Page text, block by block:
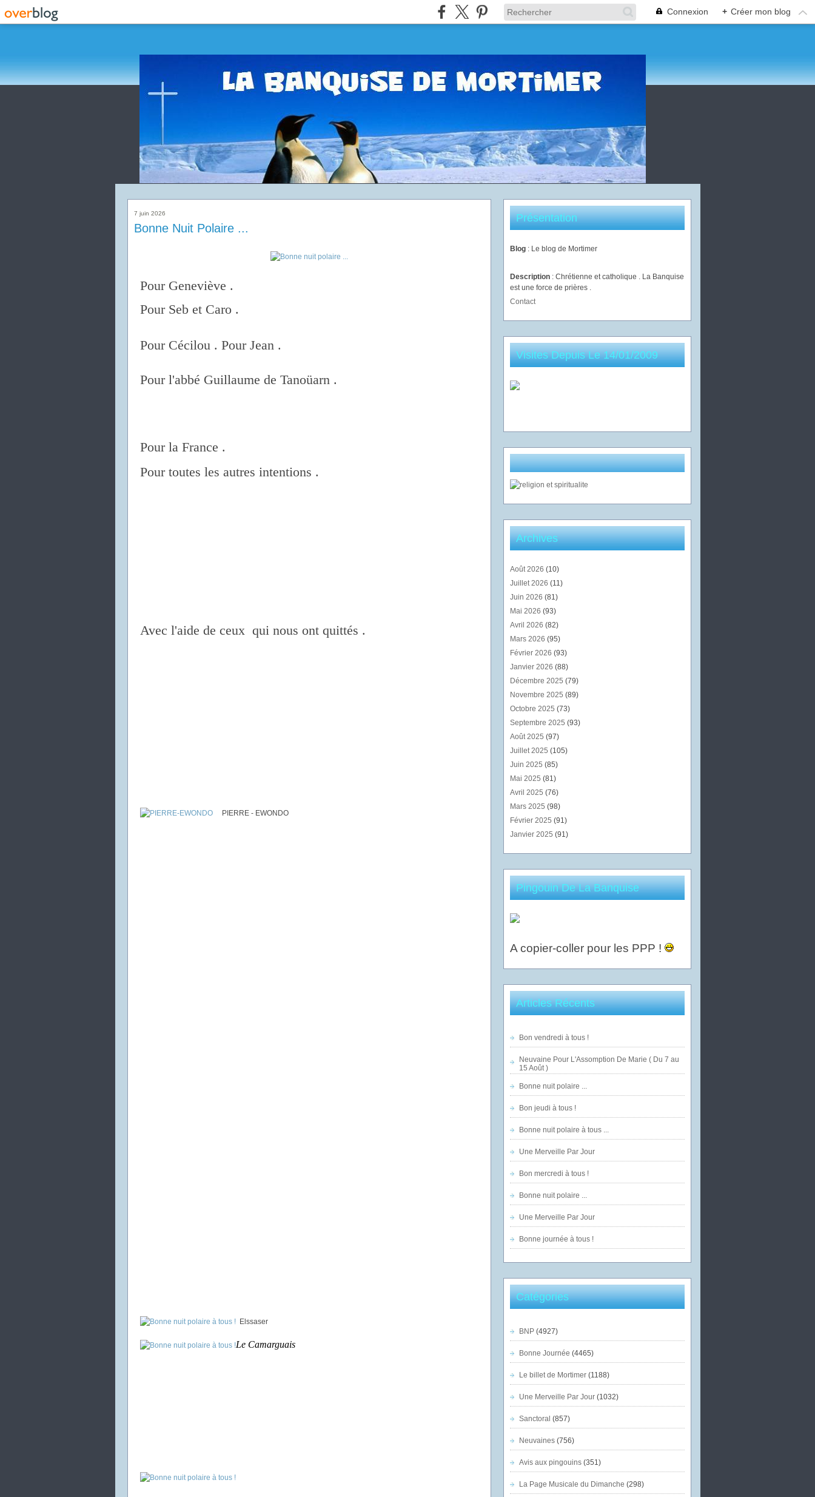
Connexion + Créer mon blog
7 juin 2026
Bonne Nuit Polaire ...
Pour Geneviève .
Pour Seb et Caro .
Pour Cécilou . Pour Jean .
Pour l'abbé Guillaume de Tanoüarn .
Pour la France .
Pour toutes les autres intentions .
Avec l'aide de ceux qui nous ont quittés .
PIERRE - EWONDO
Elssaser
Le Camarguais
Présentation
Blog : Le blog de Mortimer
Description : Chrétienne et catholique . La Banquise
est une force de prières .
Contact
Visites Depuis Le 14/01/2009
Archives
Août 2026 (10)
Juillet 2026 (11)
Juin 2026 (81)
Mai 2026 (93)
Avril 2026 (82)
Mars 2026 (95)
Février 2026 (93)
Janvier 2026 (88)
Décembre 2025 (79)
Novembre 2025 (89)
Octobre 2025 (73)
Septembre 2025 (93)
Août 2025 (97)
Juillet 2025 (105)
Juin 2025 (85)
Mai 2025 (81)
Avril 2025 (76)
Mars 2025 (98)
Février 2025 (91)
Janvier 2025 (91)
Pingouin De La Banquise
A copier-coller pour les PPP !
Articles Récents
Bon vendredi à tous !
Neuvaine Pour L'Assomption De Marie ( Du 7 au
15 Août )
Bonne nuit polaire ...
Bon jeudi à tous !
Bonne nuit polaire à tous ...
Une Merveille Par Jour
Bon mercredi à tous !
Bonne nuit polaire ...
Une Merveille Par Jour
Bonne journée à tous !
Catégories
BNP(4927)
Bonne Journée (4465)
Le billet de Mortimer(1188)
Une Merveille Par Jour(1032)
Sanctoral (857)
Neuvaines(756)
Avis aux pingouins(351)
La Page Musicale du Dimanche (298)